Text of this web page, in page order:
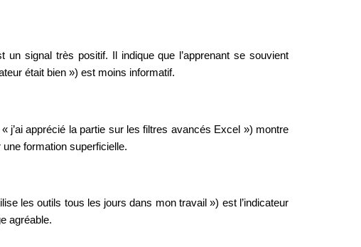
signal très positif. Il indique que l’apprenant se souvient
était bien ») est moins informatif.
j’ai apprécié la partie sur les filtres avancés Excel ») montre
formation superficielle.
les outils tous les jours dans mon travail ») est l’indicateur
agréable.